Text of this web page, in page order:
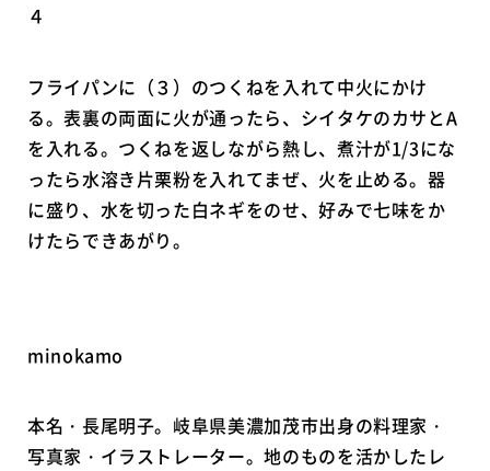
４
フライパンに（３）のつくねを入れて中火にかけ
る。表裏の両面に火が通ったら、シイタケのカサとA
を入れる。つくねを返しながら熱し、煮汁が1/3にな
ったら水溶き片栗粉を入れてまぜ、火を止める。器
に盛り、水を切った白ネギをのせ、好みで七味をか
けたらできあがり。
minokamo
本名・長尾明子。岐阜県美濃加茂市出身の料理家・
写真家・イラストレーター。地のものを活かしたレ